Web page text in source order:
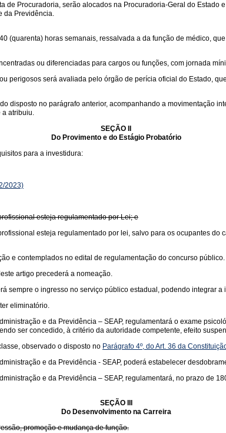
de Procuradoria, serão alocados na Procuradoria-Geral do Estado
da Previdência.
(quarenta) horas semanais, ressalvada a da função de médico,
ou diferenciadas para cargos ou funções, com jornada
perigosos será avaliada pelo órgão de perícia oficial do Estado,
disposto no parágrafo anterior, acompanhando a movimentação
a atribuiu.
SEÇÃO II
Do Provimento e do Estágio Probatório
para a investidura:
2023)
esteja regulamentado por Lei; e
esteja regulamentado por lei, salvo para os ocupantes do
e contemplados no edital de regulamentação do concurso público.
artigo precederá a nomeação.
sempre o ingresso no serviço público estadual, podendo integrar
eliminatório.
e da Previdência – SEAP, regulamentará o exame
ser concedido, à critério da autoridade competente, efeito
observado o disposto no Parágrafo 4º, do Art. 36 da
e da Previdência - SEAP, poderá estabelecer
e da Previdência – SEAP, regulamentará, no prazo de
SEÇÃO III
Do Desenvolvimento na Carreira
promoção e mudança de função.